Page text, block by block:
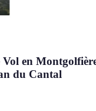
en
du Cantal